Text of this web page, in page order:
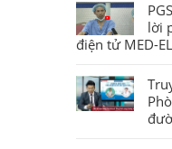
lời
điện tử MED-EL